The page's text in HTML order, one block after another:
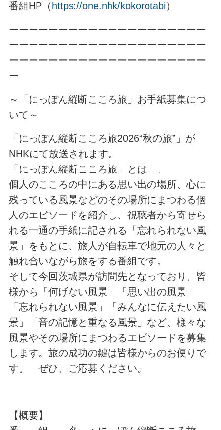
番組HP（ https://one.nhk/kokorotabi）
ーーーーーーーーーーーーーーーーーーーー
ーーーーーーーーーーーーーーーーーーーー
ーーーーーーーーーーーーーーーーーーーー
ー
～「にっぽん縦断こころ旅」お手紙募集につ
いて～
「にっぽん縦断こころ旅2026“秋の旅”」が
NHKにて放送されます。
「にっぽん縦断こころ旅」とは…。
個人のこころの中にある思い出の場所、心に
残っている風景などのその場所にまつわる個
人のエピソードを紹介し、視聴者から寄せら
れる一通の手紙に記される「忘れられない風
景」をもとに、旅人が自転車で地元の人々と
触れ合いながら旅をする番組です。
そして今回茨城県が訪問先となっており、皆
様から「何げない風景」「思い出の風景」
「忘れられない風景」「みんなに伝えたい風
景」「音の記憶と重なる風景」など、様々な
風景やその場所にまつわるエピソードを募集
します。旅の成功の鍵は皆様からのお便りで
す。 ぜひ、ご応募ください。
【概要】